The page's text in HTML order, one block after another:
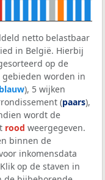
netto belastbaar
in België. Hierbij
op de
gebieden worden in
blauw), 5 wijken
(paars),
wordt de
rood weergegeven.
binnen de
inkomensdata
op de staven in